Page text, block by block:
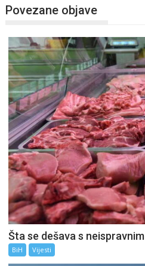
Povezane objave
Šta se dešava s
BiH Vijesti